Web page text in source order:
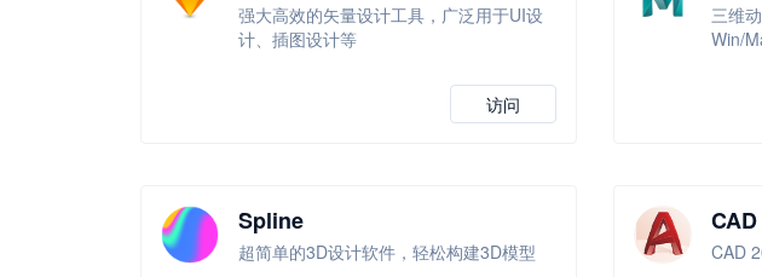
强大高效的矢量设计工具，广泛用于UI设
计、插图设计等
访问
三维
Win/
Spline
超简单的3D设计软件，轻松构建3D模型
CAD
CAD